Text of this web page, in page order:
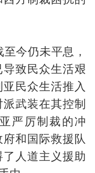
今仍未平息，
致民众生活艰
民众生活推入
武装在其控制
严厉制裁的冲
和国际救援队
人道主义援助